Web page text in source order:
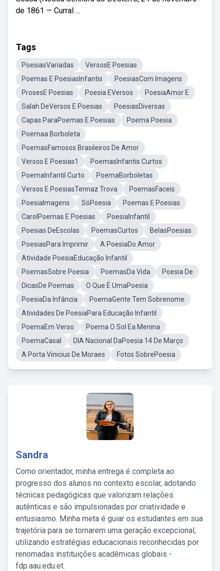
de 1861 — Curral ...
Tags
PoesiasVariadas
VersosE Poesias
Poemas E PoesiasInfantis
PoesiasCom Imagens
ProsesE Poesias
Poesia EVersos
PoesiaAmor E
Salah DeVersos E Poesias
PoesiasDiversas
Capas ParaPoemas E Poesias
Poema Poesia
Poemaa Borboleta
PoemasFamosos Brasileiros De Amor
Versos E Poesias1
PoemasInfantis Curtos
PoemaInfantil Curto
PoemaBorboletas
Versos E PoesiasTennaz Trova
PoemasFaceis
PoesiaImagens
SóPoesia
Poemas E Poesias
CarolPoemas E Poesias
PoesiaInfantil
Poesias DeEscolas
PoemasCurtos
BelasPoesias
PoesiasPara Imprimir
A PoesiaDo Amor
Atividade PoesiaEducação Infantil
PoemasSobre Poesia
PoemasDa Vida
Poesia De
DicasDe Poemas
O Que É UmaPoesia
PoesiaDa Infância
PoemaGente Tem Sobrenome
Atividades De PoesiaPara Educação Infantil
PoemaEm Verso
Poema O Sol Ea Menina
PoemaCasal
DIA Nacional DaPoesia 14 De Março
A Porta Vinicius De Moraes
Fotos SobrePoesia
Sandra
Como orientador, minha entrega é completa ao
progresso dos alunos no contexto escolar, adotando
técnicas pedagógicas que valorizam relações
autênticas e são impulsionadas por criatividade e
entusiasmo. Minha meta é guiar os estudantes em sua
trajetória para se tornarem uma geração excepcional,
utilizando estratégias educacionais reconhecidas por
renomadas instituições acadêmicas globais -
fdp.aau.edu.et.